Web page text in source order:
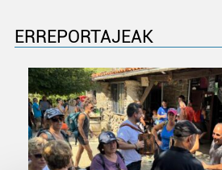
ERREPORTAJEAK